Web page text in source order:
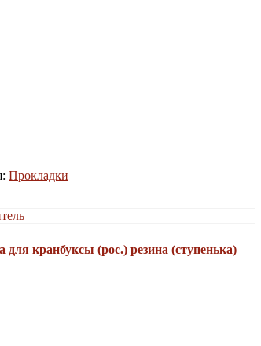
Прокладки
для кранбуксы (рос.) резина (ступенька)